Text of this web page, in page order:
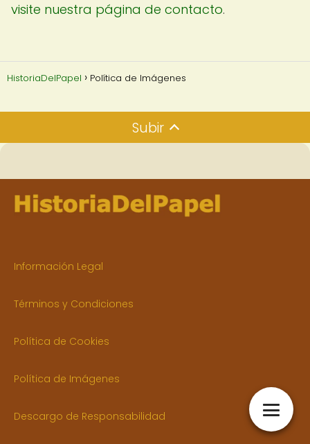
visite nuestra página de contacto.
HistoriaDelPapel Política de Imágenes
Subir
Información Legal
Términos y Condiciones
Política de Cookies
Política de Imágenes
Descargo de Responsabilidad